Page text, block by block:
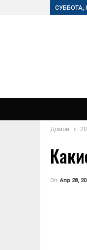
СУББОТА,
Домой
On Апр 28,